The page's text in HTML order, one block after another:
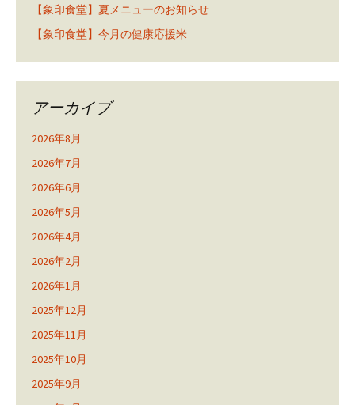
【象印食堂】夏メニューのお知らせ
【象印食堂】今月の健康応援米
アーカイブ
2026年8月
2026年7月
2026年6月
2026年5月
2026年4月
2026年2月
2026年1月
2025年12月
2025年11月
2025年10月
2025年9月